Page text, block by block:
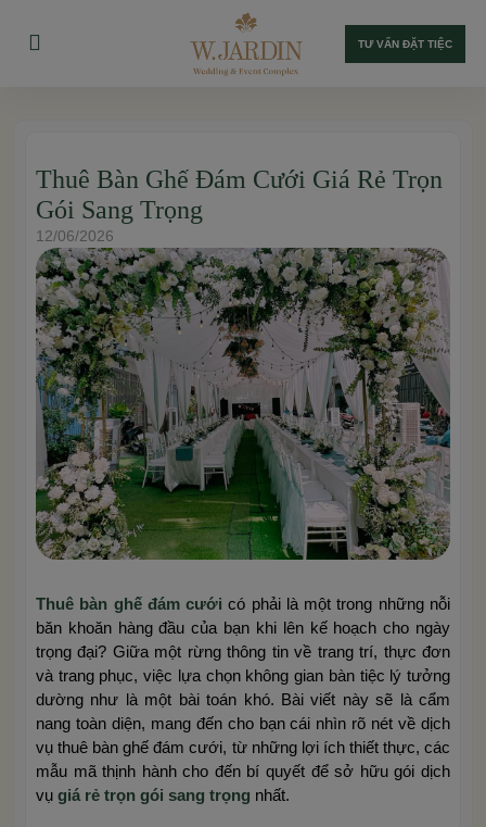
TƯ VẤN ĐẶT TIỆC
Thuê Bàn Ghế Đám Cưới Giá Rẻ Trọn
Gói Sang Trọng
12/06/2026
Thuê bàn ghế đám cưới có phải là một trong những nỗi
băn khoăn hàng đầu của bạn khi lên kế hoạch cho ngày
trọng đại? Giữa một rừng thông tin về trang trí, thực đơn
và trang phục, việc lựa chọn không gian bàn tiệc lý tưởng
dường như là một bài toán khó. Bài viết này sẽ là cẩm
nang toàn diện, mang đến cho bạn cái nhìn rõ nét về dịch
vụ thuê bàn ghế đám cưới, từ những lợi ích thiết thực, các
mẫu mã thịnh hành cho đến bí quyết để sở hữu gói dịch
vụ giá rẻ trọn gói sang trọng nhất.